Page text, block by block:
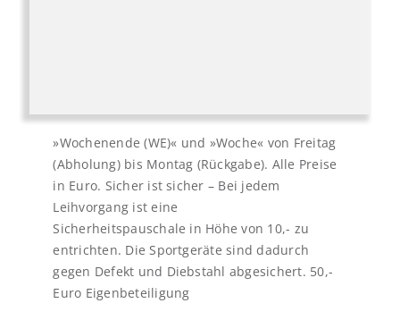
»Wochenende (WE)« und »Woche« von Freitag
(Abholung) bis Montag (Rückgabe). Alle Preise
in Euro. Sicher ist sicher – Bei jedem
Leihvorgang ist eine
Sicherheitspauschale in Höhe von 10,- zu
entrichten. Die Sportgeräte sind dadurch
gegen Defekt und Diebstahl abgesichert. 50,-
Euro Eigenbeteiligung